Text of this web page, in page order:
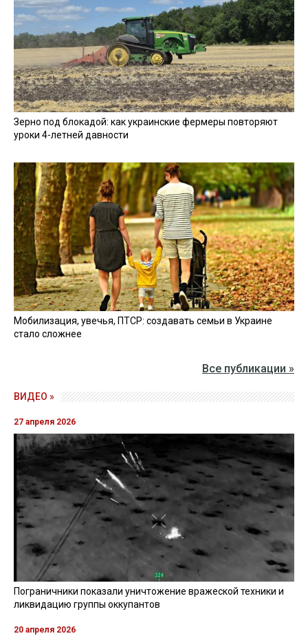
Зерно под блокадой: как украинские фермеры повторяют
уроки 4-летней давности
Мобилизация, увечья, ПТСР: создавать семьи в Украине
стало сложнее
Все публикации »
ВИДЕО »
27 апреля 2026
Пограничники показали уничтожение вражеской техники и
ликвидацию группы оккупантов
20 апреля 2026